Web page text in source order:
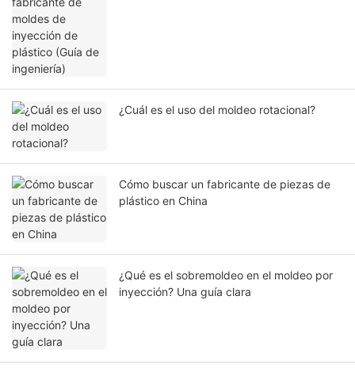
¿Cuál es el uso del moldeo rotacional?
Cómo buscar un fabricante de piezas de
plástico en China
¿Qué es el sobremoldeo en el moldeo por
inyección? Una guía clara